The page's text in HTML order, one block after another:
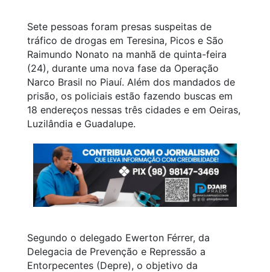
Sete pessoas foram presas suspeitas de
tráfico de drogas em Teresina, Picos e São
Raimundo Nonato na manhã de quinta-feira
(24), durante uma nova fase da Operação
Narco Brasil no Piauí. Além dos mandados de
prisão, os policiais estão fazendo buscas em
18 endereços nessas três cidades e em Oeiras,
Luzilândia e Guadalupe.
Segundo o delegado Ewerton Férrer, da
Delegacia de Prevenção e Repressão a
Entorpecentes (Depre), o objetivo da